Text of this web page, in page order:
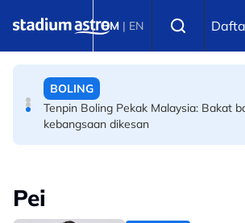
BM | EN
Piala Hyundai ASEAN: Awas kejutan
BOLING
Tenpin Boling Pekak Malaysia: Bakat
kebangsaan dikesan
Pei